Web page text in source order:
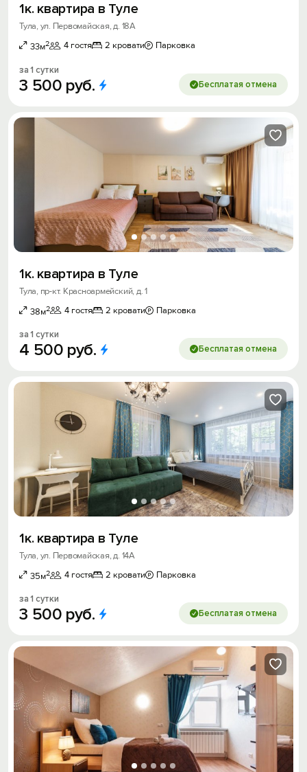
1к. квартира в Туле
Тула, ул. Первомайская, д. 18А
33м2 4 гостя 2 кровати Парковка
за 1 сутки
3 500 руб. Бесплатая отмена
1к. квартира в Туле
Тула, пр-кт. Красноармейский, д. 1
38м2 4 гостя 2 кровати Парковка
за 1 сутки
4 500 руб. Бесплатая отмена
1к. квартира в Туле
Тула, ул. Первомайская, д. 14А
35м2 4 гостя 2 кровати Парковка
за 1 сутки
3 500 руб. Бесплатая отмена